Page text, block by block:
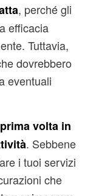
, perché gli
efficacia
Tuttavia,
dovrebbero
eventuali
volta in
. Sebbene
i tuoi servizi
che